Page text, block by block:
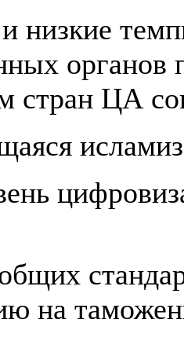
низкие
стран ЦА
на